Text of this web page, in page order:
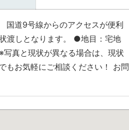
国道9号線からのアクセスが便利
渡しとなります。 ●地目：宅地
真と現状が異なる場合は、現状
もお気軽にご相談ください！ お問